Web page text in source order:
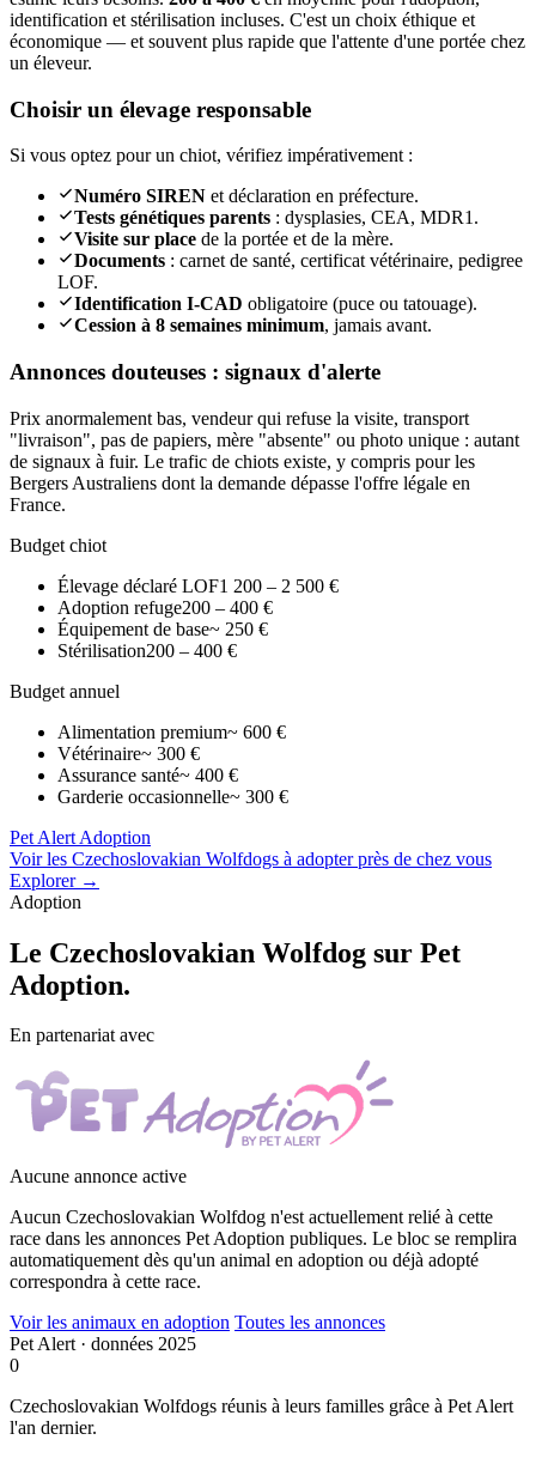
identification et stérilisation incluses. C'est un choix éthique et
économique — et souvent plus rapide que l'attente d'une portée chez
un éleveur.
Choisir un élevage responsable
Si vous optez pour un chiot, vérifiez impérativement :
Numéro SIREN et déclaration en préfecture.
Tests génétiques parents : dysplasies, CEA, MDR1.
Visite sur place de la portée et de la mère.
Documents : carnet de santé, certificat vétérinaire, pedigree
LOF.
Identification I-CAD obligatoire (puce ou tatouage).
Cession à 8 semaines minimum, jamais avant.
Annonces douteuses : signaux d'alerte
Prix anormalement bas, vendeur qui refuse la visite, transport
"livraison", pas de papiers, mère "absente" ou photo unique : autant
de signaux à fuir. Le trafic de chiots existe, y compris pour les
Bergers Australiens dont la demande dépasse l'offre légale en
France.
Budget chiot
Élevage déclaré LOF1 200 – 2 500 €
Adoption refuge200 – 400 €
Équipement de base~ 250 €
Stérilisation200 – 400 €
Budget annuel
Alimentation premium~ 600 €
Vétérinaire~ 300 €
Assurance santé~ 400 €
Garderie occasionnelle~ 300 €
Pet Alert Adoption
Voir les Czechoslovakian Wolfdogs à adopter près de chez vous
Explorer →
Adoption
Le Czechoslovakian Wolfdog sur Pet
Adoption.
En partenariat avec
Aucune annonce active
Aucun Czechoslovakian Wolfdog n'est actuellement relié à cette
race dans les annonces Pet Adoption publiques. Le bloc se remplira
automatiquement dès qu'un animal en adoption ou déjà adopté
correspondra à cette race.
Voir les animaux en adoption Toutes les annonces
Pet Alert · données 2025
0
Czechoslovakian Wolfdogs réunis à leurs familles grâce à Pet Alert
l'an dernier.